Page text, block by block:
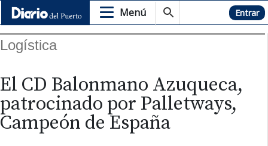
Menú Hemeroteca Entrar
Logística
El CD Balonmano Azuqueca,
patrocinado por Palletways,
Campeón de España